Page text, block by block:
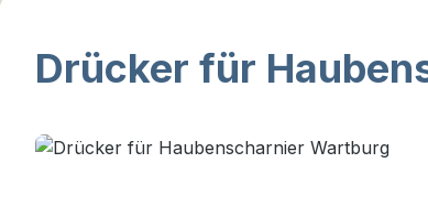
Drücker für
Bildergalerie überspringen